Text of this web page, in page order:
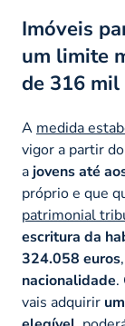
Imóveis
um limite
de 316 mil
A medida
vigor a partir
a jovens até
próprio e que
patrimonial
escritura da
324.058 euros,
nacionalidade.
vais adquirir